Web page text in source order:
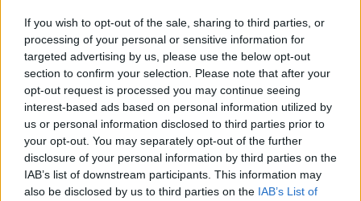
If you wish to opt-out of the sale, sharing to third parties, or
processing of your personal or sensitive information for
targeted advertising by us, please use the below opt-out
section to confirm your selection. Please note that after your
opt-out request is processed you may continue seeing
interest-based ads based on personal information utilized by
us or personal information disclosed to third parties prior to
your opt-out. You may separately opt-out of the further
disclosure of your personal information by third parties on the
IAB’s list of downstream participants. This information may
also be disclosed by us to third parties on the IAB’s List of
ΚΥΠΕΛΛΟ ΕΛΛΑΔΑΣ 19/03/2017
Ζευγάρωσε τους τίτλους του MVP ο «Τσούπκο»
Μετά το Λιγκ Καπ, ο ακραίος του Ολυμπιακού, Κονσταντίν
Τσούπκοβιτς υπέγραψε στο ψυχοφθόρο 4ο σετ του τελικού
της Θεσσαλονίκης το θρίαμβο της ομάδας του και
μιμούμενος την περσινή επιτυχία του Σουλτανόπουλου
αναδείχθηκε MVP και του 31ου Κυπέλλου Ελλάδας Ανδρών.